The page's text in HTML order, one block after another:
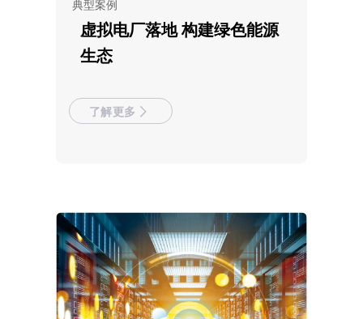
典型案例
虚拟电厂落地 构建绿色能源
生态
了解更多